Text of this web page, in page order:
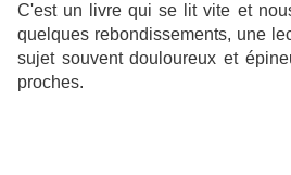
C'est un livre qui se lit vite et
quelques rebondissements, une
sujet souvent douloureux et
proches.